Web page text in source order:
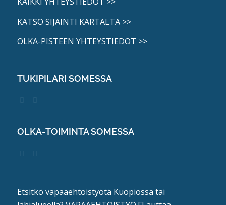
KATSO SIJAINTI KARTALTA >>
OLKA-PISTEEN YHTEYSTIEDOT >>
TUKIPILARI SOMESSA
OLKA-TOIMINTA SOMESSA
Etsitkö vapaaehtoistyötä Kuopiossa tai